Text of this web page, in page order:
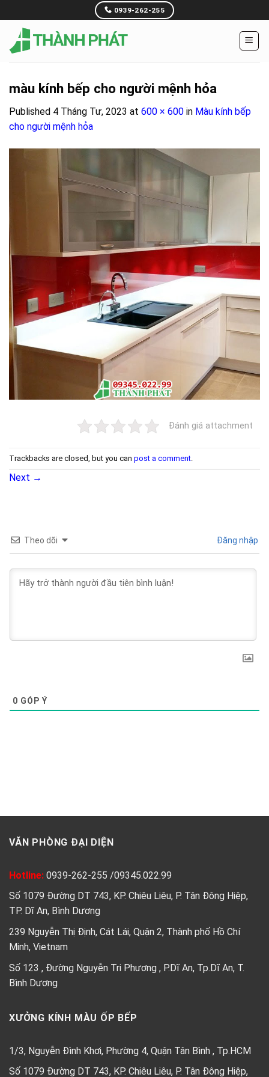
to
content
0939-262-255
màu kính bếp cho người mệnh hỏa
Published 4 Tháng Tư, 2023 at 600 × 600 in Màu kính bếp
cho người mệnh hỏa
Đánh giá attachment
Trackbacks are closed, but you can post a comment
Next →
Theo dõi Đăng nhập
0 GÓP Ý
VĂN PHÒNG ĐẠI DIỆN
Hotline: 0939-262-255 /09345.022.99
Số 1079 Đường DT 743, KP. Chiêu Liêu, P. Tân Đông Hiệp,
TP. Dĩ An, Bình Dương
239 Nguyễn Thị Định, Cát Lái, Quận 2, Thành phố Hồ Chí
Minh, Vietnam
Số 123 , Đường Nguyễn Tri Phương , P.Dĩ An, Tp.Dĩ An, T.
Bình Dương
XƯỞNG KÍNH MÀU ỐP BẾP
1/3, Nguyễn Đình Khơi, Phường 4, Quận Tân Bình , Tp.HCM
Số 1079 Đường DT 743, KP. Chiêu Liêu, P. Tân Đông Hiệp,